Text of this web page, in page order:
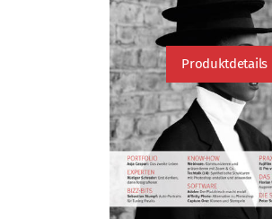
Produktdetails